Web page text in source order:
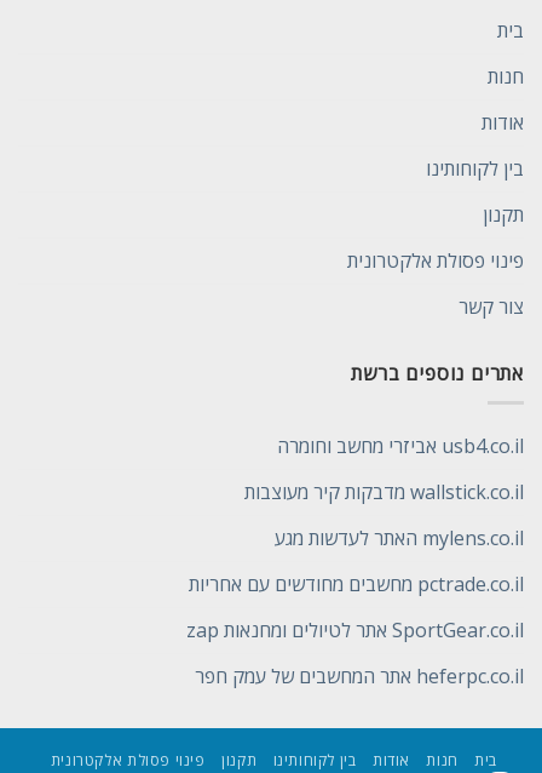
בית
חנות
אודות
בין לקוחותינו
תקנון
פינוי פסולת אלקטרונית
צור קשר
אתרים נוספים ברשת
usb4.co.il אביזרי מחשב וחומרה
wallstick.co.il מדבקות קיר מעוצבות
mylens.co.il האתר לעדשות מגע
pctrade.co.il מחשבים מחודשים עם אחריות
SportGear.co.il אתר לטיולים ומחנאות zap
heferpc.co.il אתר המחשבים של עמק חפר
בית חנות אודות בין לקוחותינו תקנון
פינוי פסולת אלקטרונית